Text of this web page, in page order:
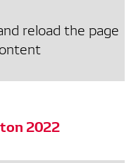
reload the page
2022